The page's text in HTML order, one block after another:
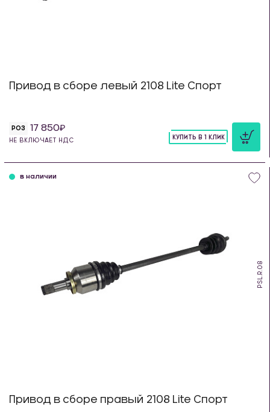
Привод в сборе левый 2108 Lite Спорт
РОЗ 17 850
НЕ ВКЛЮЧАЕТ НДС
КУПИТЬ В 1 КЛИК
PSL.R.08
в наличии
Привод в сборе правый 2108 Lite Спорт